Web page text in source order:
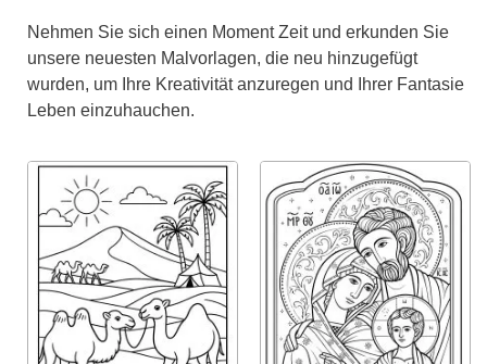
Nehmen Sie sich einen Moment Zeit und erkunden Sie
unsere neuesten Malvorlagen, die neu hinzugefügt
wurden, um Ihre Kreativität anzuregen und Ihrer Fantasie
Leben einzuhauchen.